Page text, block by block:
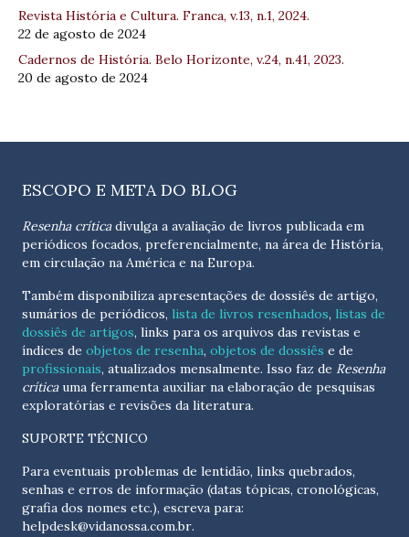
Revista História e Cultura. Franca, v.13, n.1, 2024.
22 de agosto de 2024
Cadernos de História. Belo Horizonte, v.24, n.41, 2023.
20 de agosto de 2024
ESCOPO E META DO BLOG
Resenha críticadivulga a avaliação de livros publicada em
periódicos focados, preferencialmente, na área de História,
em circulação na América e na Europa.
Também disponibiliza apresentações de dossiês de artigo,
sumários de periódicos, lista de livros resenhados, listas de
dossiês de artigos, links para os arquivos das revistas e
índices de objetos de resenha, objetos de dossiês e de
profissionais, atualizados mensalmente. Isso faz de Resenha
críticauma ferramenta auxiliar na elaboração de pesquisas
exploratórias e revisões da literatura.
SUPORTE TÉCNICO
Para eventuais problemas de lentidão, links quebrados,
senhas e erros de informação (datas tópicas, cronológicas,
helpdesk@vidanossa.com.br.